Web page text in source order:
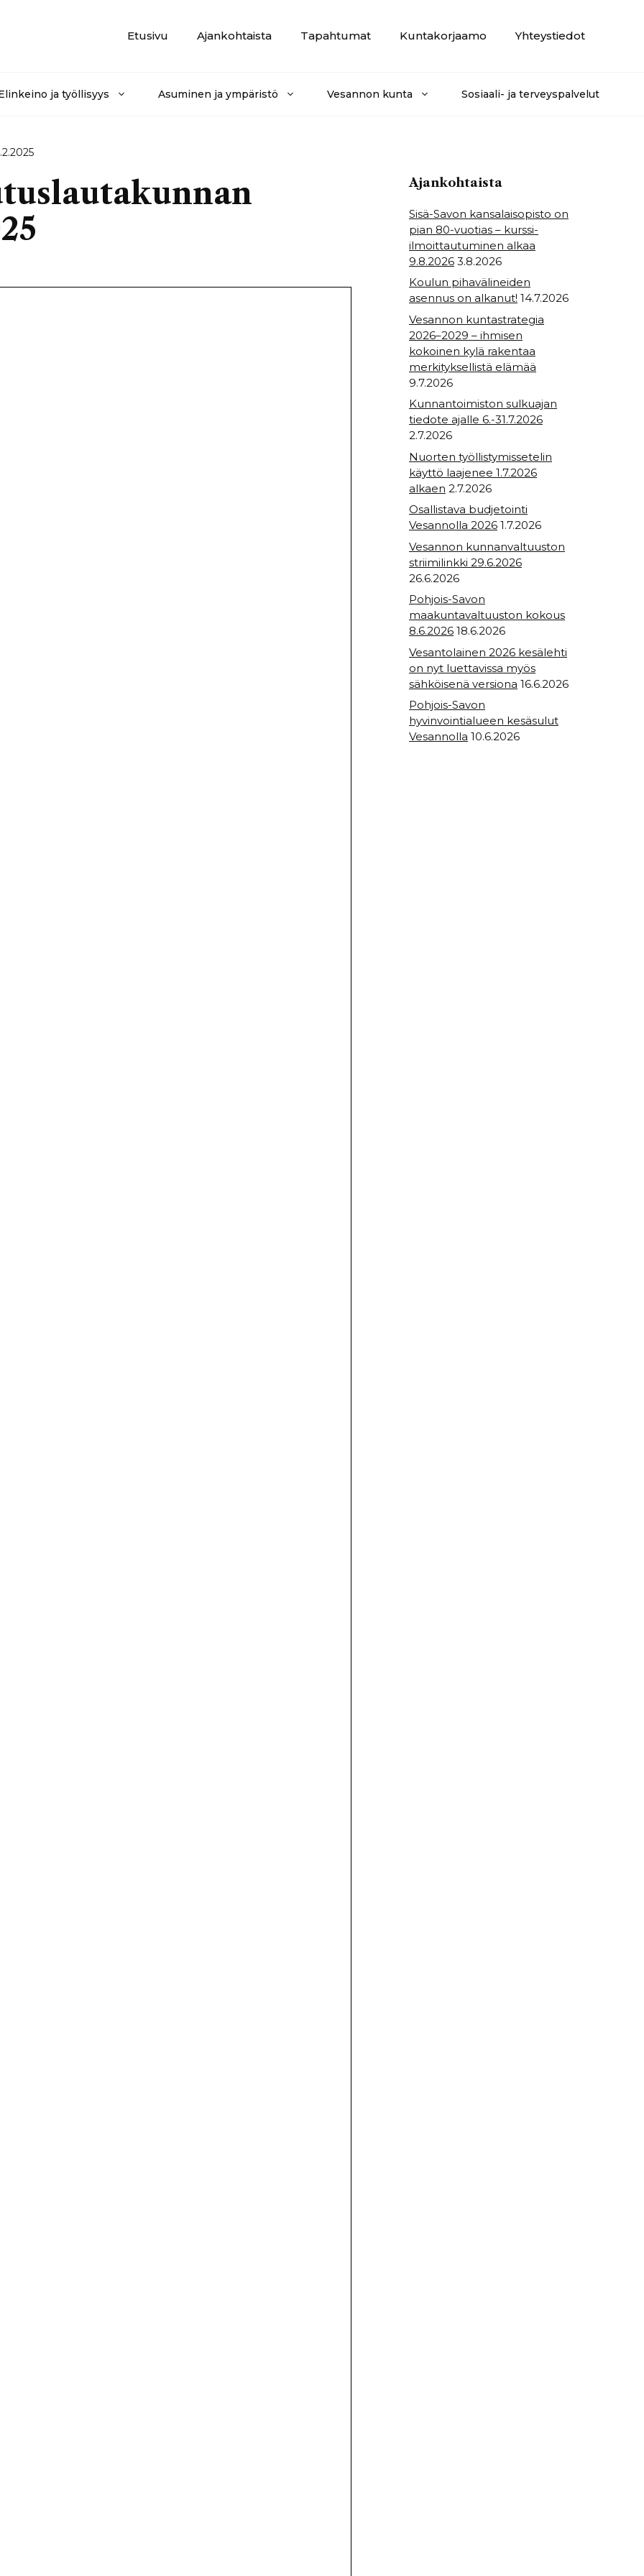
Etusivu
Ajankohtaista Tapahtumat Kuntakorjaamo Yhteystiedot
ja työllisyys Asuminen ja ympäristö Vesannon kunta Sosiaali- ja terveyspalvelut
Ajankohtaista
Sisä-Savon kansalaisopisto on
pian 80-vuotias – kurssi-
ilmoittautuminen alkaa
9.8.2026 3.8.2026
Koulun pihavälineiden
asennus on alkanut! 14.7.2026
Vesannon kuntastrategia
2026–2029 – ihmisen
kokoinen kylä rakentaa
merkityksellistä elämää
9.7.2026
Kunnantoimiston sulkuajan
tiedote ajalle 6.-31.7.2026
2.7.2026
Nuorten työllistymissetelin
käyttö laajenee 1.7.2026
alkaen 2.7.2026
Osallistava budjetointi
Vesannolla 2026 1.7.2026
Vesannon kunnanvaltuuston
striimilinkki 29.6.2026
26.6.2026
Pohjois-Savon
maakuntavaltuuston kokous
8.6.2026 18.6.2026
Vesantolainen 2026 kesälehti
on nyt luettavissa myös
sähköisenä versiona 16.6.2026
Pohjois-Savon
hyvinvointialueen kesäsulut
Vesannolla 10.6.2026